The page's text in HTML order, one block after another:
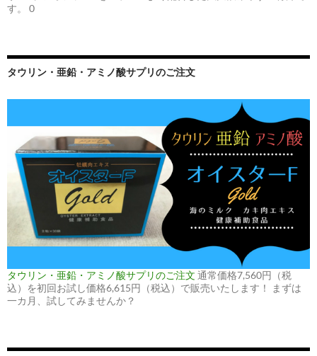
す。 0
タウリン・亜鉛・アミノ酸サプリのご注文
タウリン・亜鉛・アミノ酸サプリのご注文 通常価格7,560円（税
込）を初回お試し価格6,615円（税込）で販売いたします！ まずは
一カ月、試してみませんか？